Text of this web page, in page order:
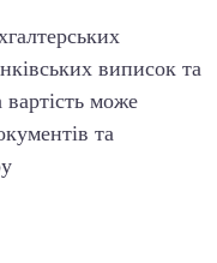
виписок та
може
та